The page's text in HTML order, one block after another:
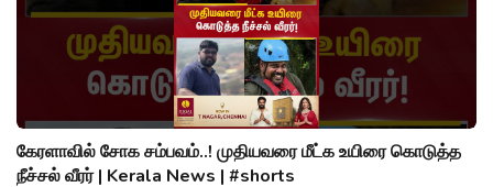
கேரளாவில் சோக சம்பவம்..! முதியவரை மீட்க உயிரை கொடுத்த
நீச்சல் வீரர் | Kerala News | #shorts